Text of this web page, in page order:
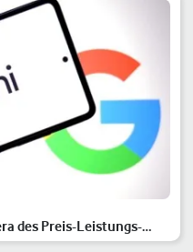
des Preis-Leistungs-